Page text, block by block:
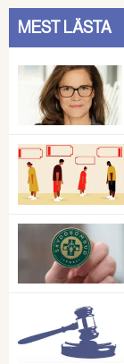
MEST LÄSTA